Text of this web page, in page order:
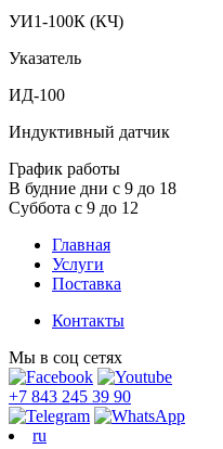
УИ1-100К (КЧ)
Указатель
ИД-100
Индуктивный датчик
График работы
В будние дни с 9 до 18
Суббота с 9 до 12
Главная
Услуги
Поставка
Контакты
Мы в соц сетях
+7 843 245 39 90
ru